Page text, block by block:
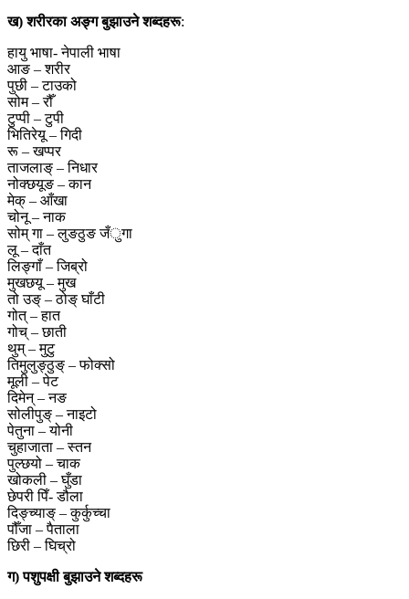
ख) शरीरका अङ्ग बुझाउने शब्दहरू:
हायु भाषा- नेपाली भाषा
आङ – शरीर
पुछी – टाउको
सोम – रौँ
टुप्पी – टुपी
भितिरेयू – गिदी
रू – खप्पर
ताजलाङ् – निधार
नोक्छयूङ – कान
मेक् – आँखा
चोनू – नाक
सोम् गा – लुङठुङ जँुगा
लू – दाँत
लिङ्गाँ – जिब्रो
मुखछयू – मुख
तो उङ् – ठोङ् घाँटी
गोत् – हात
गोच् – छाती
थुम् – मुटु
तिमुलुङ्ठुङ् – फोक्सो
मूली – पेट
दिमेन् – नङ
सोलीपुङ् – नाइटो
पेतुना – योनी
चुहाजाता – स्तन
पुल्छयो – चाक
खोकली – घुँडा
छेपरी पिँ- डौला
दिङ्च्याङ् – कुर्कुच्चा
पौँजा – पैताला
छिरी – घिच्रो
ग) पशुपक्षी बुझाउने शब्दहरू